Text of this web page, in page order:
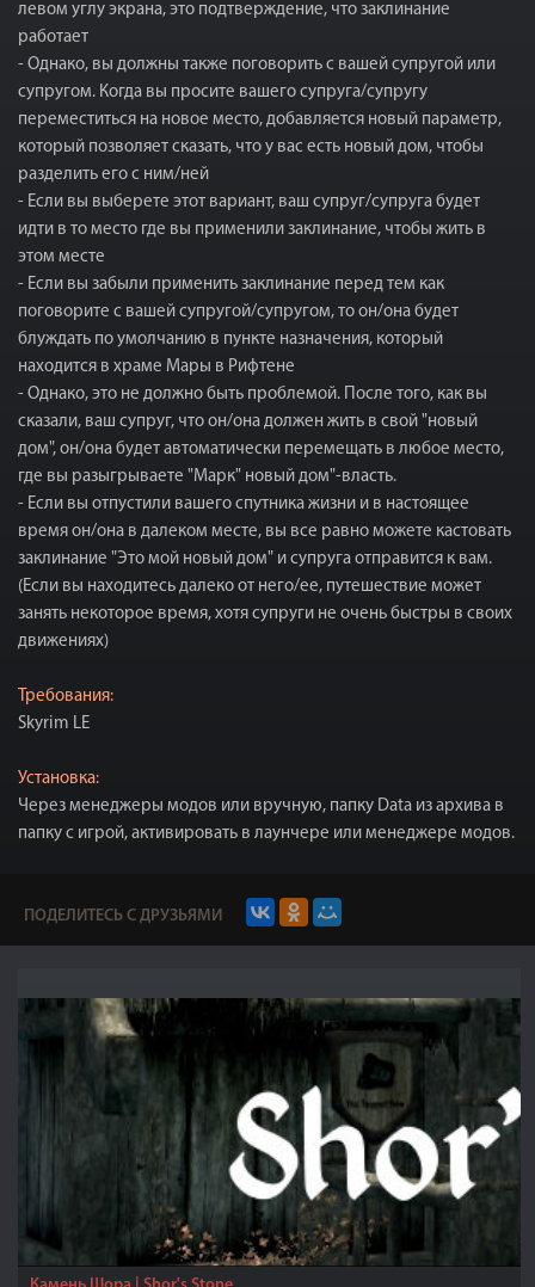
левом углу экрана, это подтверждение, что заклинание
работает
- Однако, вы должны также поговорить с вашей супругой или
супругом. Когда вы просите вашего супруга/супругу
переместиться на новое место, добавляется новый параметр,
который позволяет сказать, что у вас есть новый дом, чтобы
разделить его с ним/ней
- Если вы выберете этот вариант, ваш супруг/супруга будет
идти в то место где вы применили заклинание, чтобы жить в
этом месте
- Если вы забыли применить заклинание перед тем как
поговорите с вашей супругой/супругом, то он/она будет
блуждать по умолчанию в пункте назначения, который
находится в храме Мары в Рифтене
- Однако, это не должно быть проблемой. После того, как вы
сказали, ваш супруг, что он/она должен жить в свой "новый
дом", он/она будет автоматически перемещать в любое место,
где вы разыгрываете "Марк" новый дом"-власть.
- Если вы отпустили вашего спутника жизни и в настоящее
время он/она в далеком месте, вы все равно можете кастовать
заклинание "Это мой новый дом" и супруга отправится к вам.
(Если вы находитесь далеко от него/ее, путешествие может
занять некоторое время, хотя супруги не очень быстры в своих
движениях)
Требования:
Skyrim LE
Установка:
Через менеджеры модов или вручную, папку Data из архива в
папку с игрой, активировать в лаунчере или менеджере модов.
ПОДЕЛИТЕСЬ С ДРУЗЬЯМИ